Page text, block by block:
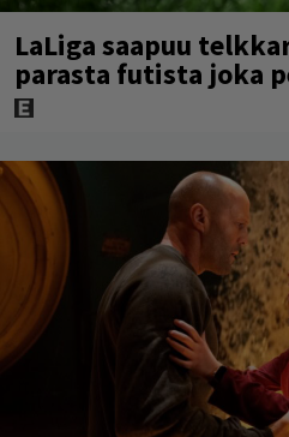
LaLiga saapuu
parasta futista joka